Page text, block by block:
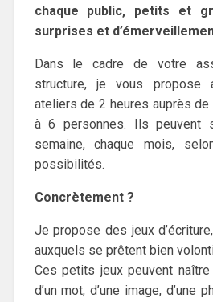
chaque public, petits et
surprises et
Dans le cadre de votre
structure, je vous propose
ateliers de 2 heures auprès
à 6 personnes. Ils peuvent
semaine, chaque mois,
possibilités.
Concrètement ?
Je propose des jeux
auxquels se prêtent bien
Ces petits jeux peuvent naître
d’un mot, d’une image, d’une